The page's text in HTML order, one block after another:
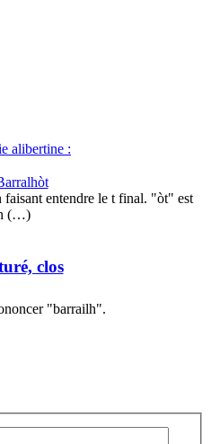
alibertine :
entendre le t final. "òt" est
(…)
clos
"barrailh".